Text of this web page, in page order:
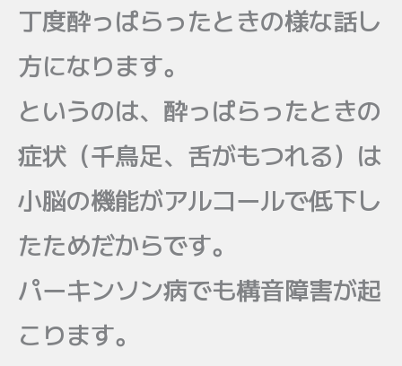
丁度酔っぱらったときの様な話し
方になります。
というのは、酔っぱらったときの
症状（千鳥足、舌がもつれる）は
小脳の機能がアルコールで低下し
たためだからです。
パーキンソン病でも構音障害が起
こります。